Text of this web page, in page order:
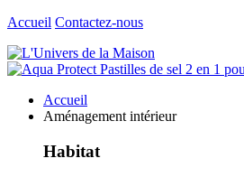
Accueil Contactez-nous
Accueil
Aménagement intérieur
Habitat